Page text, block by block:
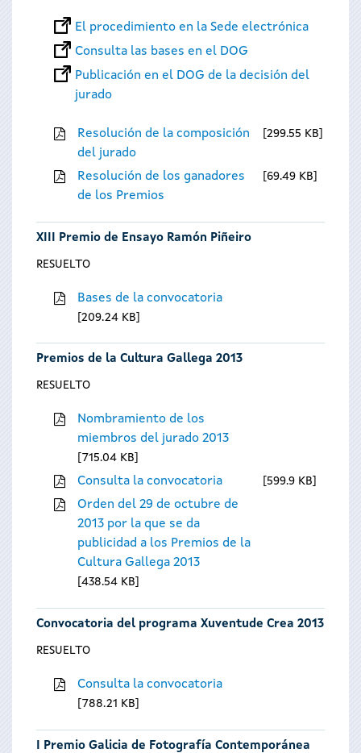
El procedimiento en la Sede electrónica
Consulta las bases en el DOG
Publicación en el DOG de la decisión del
jurado
Resolución de la composición
del jurado
299.55 KB
Resolución de los ganadores
de los Premios
69.49 KB
XIII Premio de Ensayo Ramón Piñeiro
RESUELTO
Bases de la convocatoria
209.24 KB
Premios de la Cultura Gallega 2013
RESUELTO
Nombramiento de los
miembros del jurado 2013
715.04 KB
Consulta la convocatoria 599.9 KB
Orden del 29 de octubre de
2013 por la que se da
publicidad a los Premios de la
Cultura Gallega 2013
438.54 KB
Convocatoria del programa Xuventude Crea 2013
RESUELTO
Consulta la convocatoria
788.21 KB
I Premio Galicia de Fotografía Contemporánea